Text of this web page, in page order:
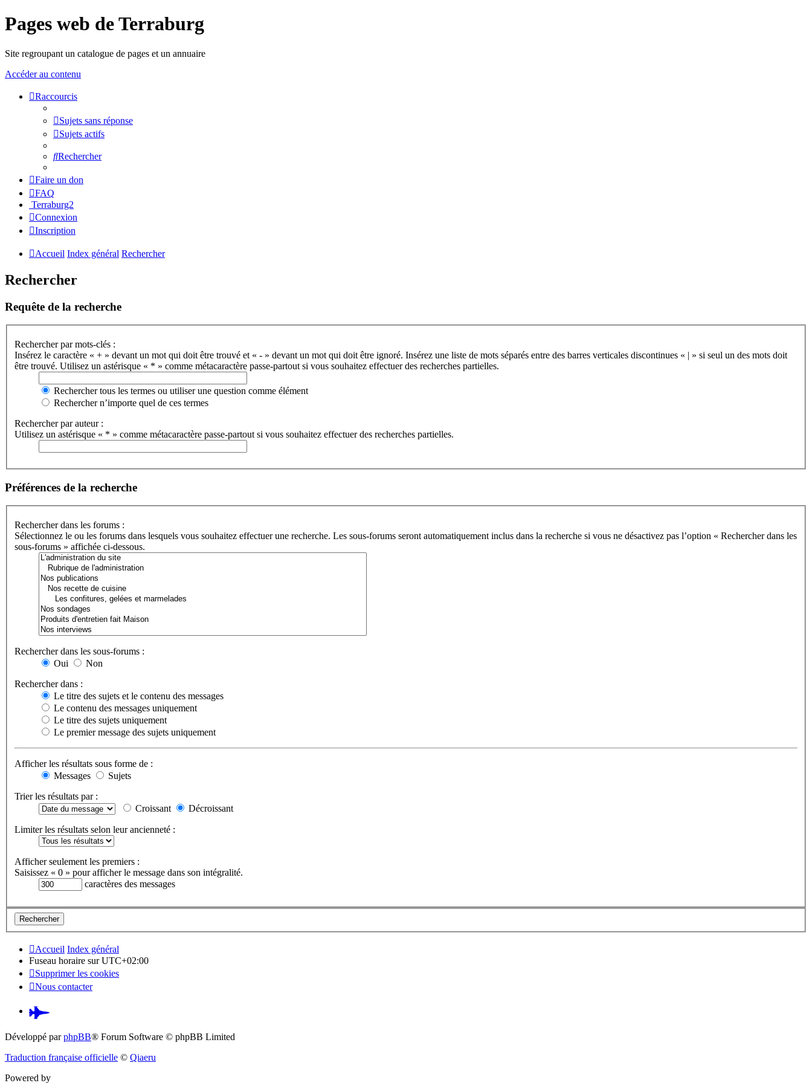
Pages web de Terraburg
Site regroupant un catalogue de pages et un annuaire
Accéder au contenu
Raccourcis
Sujets sans réponse
Sujets actifs
Rechercher
Faire un don
FAQ
Terraburg2
Connexion
Inscription
Accueil Index général Rechercher
Rechercher
Requête de la recherche
Rechercher par mots-clés :
Insérez le caractère « + » devant un mot qui doit être trouvé et « - » devant un mot qui doit être ignoré. Insérez une liste de mots séparés entre des barres verticales discontinues « | » si seul un des mots doit
être trouvé. Utilisez un astérisque « * » comme métacaractère passe-partout si vous souhaitez effectuer des recherches partielles.
Rechercher tous les termes ou utiliser une question comme élément
Rechercher n’importe quel de ces termes
Rechercher par auteur :
Utilisez un astérisque « * » comme métacaractère passe-partout si vous souhaitez effectuer des recherches partielles.
Préférences de la recherche
Rechercher dans les forums :
Sélectionnez le ou les forums dans lesquels vous souhaitez effectuer une recherche. Les sous-forums seront automatiquement inclus dans la recherche si vous ne désactivez pas l’option « Rechercher dans les
sous-forums » affichée ci-dessous.
Rechercher dans les sous-forums :
Oui
Non
Rechercher dans :
Le titre des sujets et le contenu des messages
Le contenu des messages uniquement
Le titre des sujets uniquement
Le premier message des sujets uniquement
Afficher les résultats sous forme de :
Messages
Sujets
Trier les résultats par :
Croissant
Décroissant
Limiter les résultats selon leur ancienneté :
Afficher seulement les premiers :
Saisissez « 0 » pour afficher le message dans son intégralité.
caractères des messages
Accueil Index général
Fuseau horaire surUTC+02:00
Supprimer les cookies
Nous contacter
Pardus.at
(S’ouvre
Développé parphpBB® Forum Software © phpBB Limited
Traduction française officielle © Qiaeru
Powered by